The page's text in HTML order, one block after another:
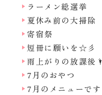
ラーメン総選挙
夏休み前の大掃除
寄宿祭
短冊に願いを☆彡
雨上がりの放課後🌂
7月のおやつ
7月のメニューです